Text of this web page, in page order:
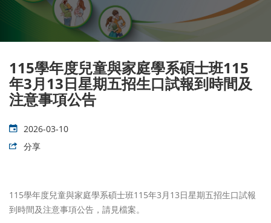
115學年度兒童與家庭學系碩士班115
年3月13日星期五招生口試報到時間及
注意事項公告
2026-03-10
分享
115學年度兒童與家庭學系碩士班115年3月13日星期五招生口試報
到時間及注意事項公告，請見檔案。